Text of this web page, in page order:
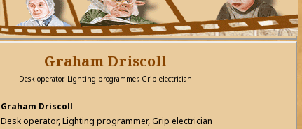
Graham Driscoll
Desk operator, Lighting programmer, Grip electrician
Graham Driscoll
Desk operator, Lighting programmer, Grip electrician